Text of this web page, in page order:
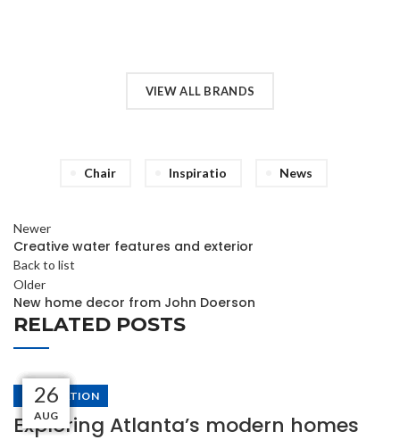
VIEW ALL BRANDS
Chair Inspiratio News
Newer
Creative water features and exterior
Back to list
Older
New home decor from John Doerson
RELATED POSTS
27
AUG
DECORATION
Exploring Atlanta’s modern homes
27
AUG
27
AUG
27
AUG
27
AUG
26
AUG